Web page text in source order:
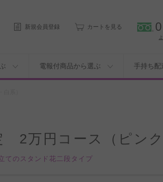
新規会員登録 カートを見る
電報付商品から選ぶ 手持ち配
万円コース（ピンク
てのスタンド花二段タイプ